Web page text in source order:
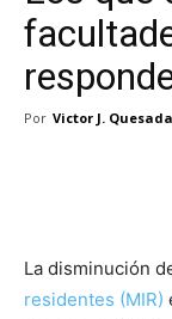
Por Victor J. Quesada
La disminución
residentes (MIR)